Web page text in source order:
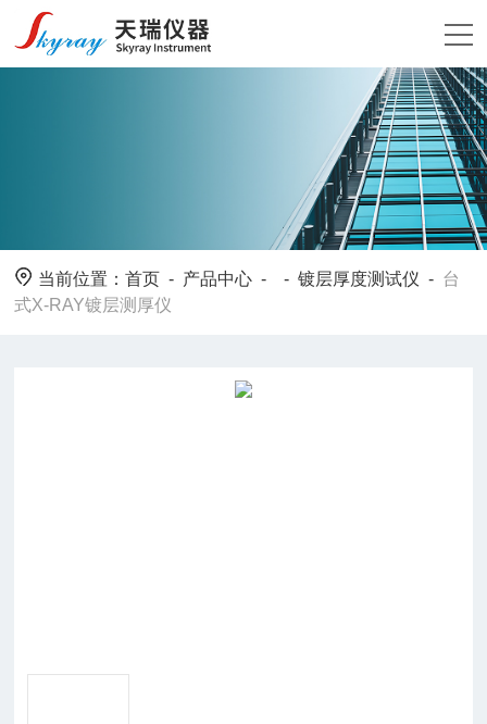
当前位置：首页 - 产品中心 - -镀层厚度测试仪 - 台
式X-RAY镀层测厚仪